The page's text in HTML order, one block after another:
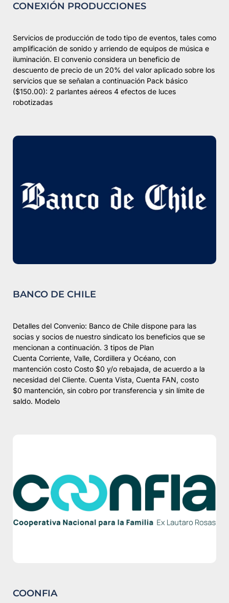
CONEXIÓN PRODUCCIONES
Servicios de producción de todo tipo de eventos, tales como
amplificación de sonido y arriendo de equipos de música e
iluminación. El convenio considera un beneficio de
descuento de precio de un 20% del valor aplicado sobre los
servicios que se señalan a continuación Pack básico
($150.00): 2 parlantes aéreos 4 efectos de luces
robotizadas
BANCO DE CHILE
Detalles del Convenio: Banco de Chile dispone para las
socias y socios de nuestro sindicato los beneficios que se
mencionan a continuación. 3 tipos de Plan
Cuenta Corriente, Valle, Cordillera y Océano, con
mantención costo Costo $0 y/o rebajada, de acuerdo a la
necesidad del Cliente. Cuenta Vista, Cuenta FAN, costo
$0 mantención, sin cobro por transferencia y sin límite de
saldo. Modelo
COONFIA